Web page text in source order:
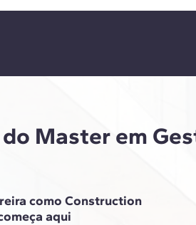
Master em
como Construction
aqui